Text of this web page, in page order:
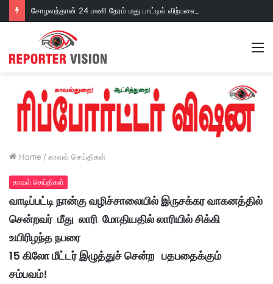
Home / காவல் செய்திகள்
காவல் செய்திகள்
வாடிப்பட்டி நான்கு வழிச்சாலையில் இருசக்கர வாகனத்தில்
சென்றவர் மீது லாரி மோதியதில் லாரியில் சிக்கி
உயிரிழந்த நபரை
15 கிலோ மீட்டர் இழுத்துச் சென்ற பதபதைக்கும்
சம்பவம்!